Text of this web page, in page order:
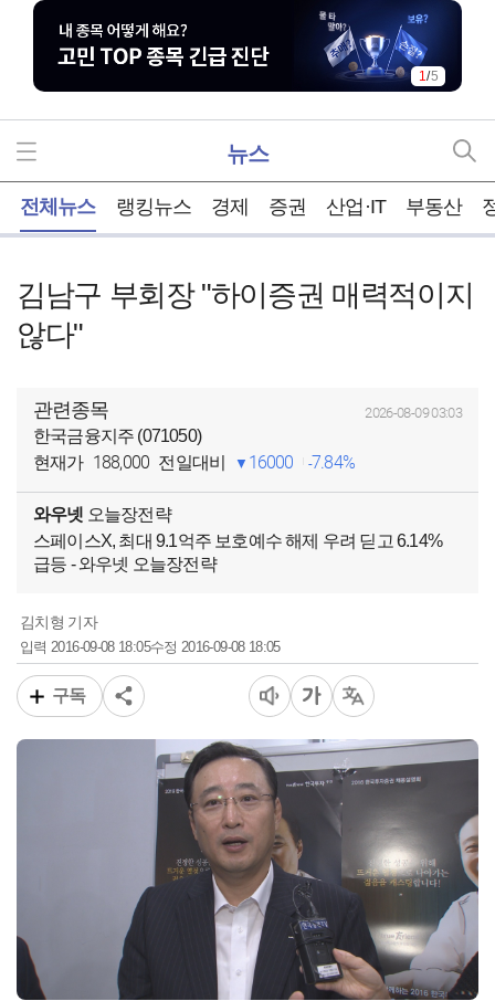
1/5
뉴스
전체뉴스 랭킹뉴스 경제 증권 산업·IT 부동산
김남구 부회장 "하이증권 매력적이지
않다"
관련종목 2026-08-09 03:03
한국금융지주 (071050)
현재가 188,000 전일대비 16000 7.84%
와우넷 오늘장전략
스페이스X, 최대 9.1억주 보호예수 해제 우려 딛고 6.14%
급등 - 와우넷 오늘장전략
김치형 기자
입력2016-09-08 18:05수정 2016-09-08 18:05
구독